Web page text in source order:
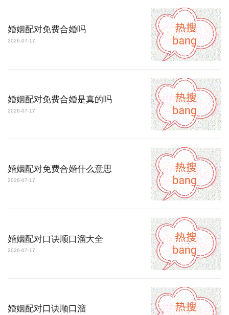
婚姻配对免费合婚吗
2026-07-17
婚姻配对免费合婚是真的吗
2026-07-17
婚姻配对免费合婚什么意思
2026-07-17
婚姻配对口诀顺口溜大全
2026-07-17
婚姻配对口诀顺口溜